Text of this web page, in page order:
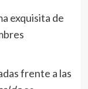
exquisita de
frente a las